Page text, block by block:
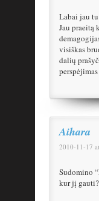
Labai jau
Jau praeitą
visiškas
dalių
Aihara
2010-11-17 at
Sudomino
kur jį gauti?